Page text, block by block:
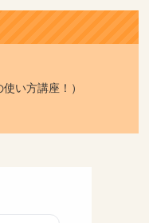
い方講座！）